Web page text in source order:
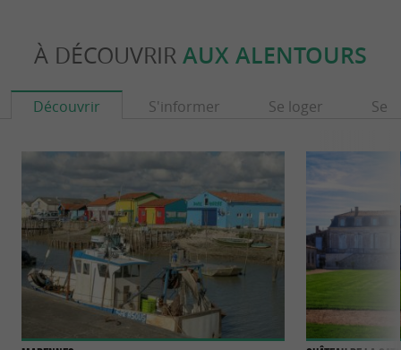
À DÉCOUVRIR AUX ALENTOURS
Découvrir S'informer Se loger Se